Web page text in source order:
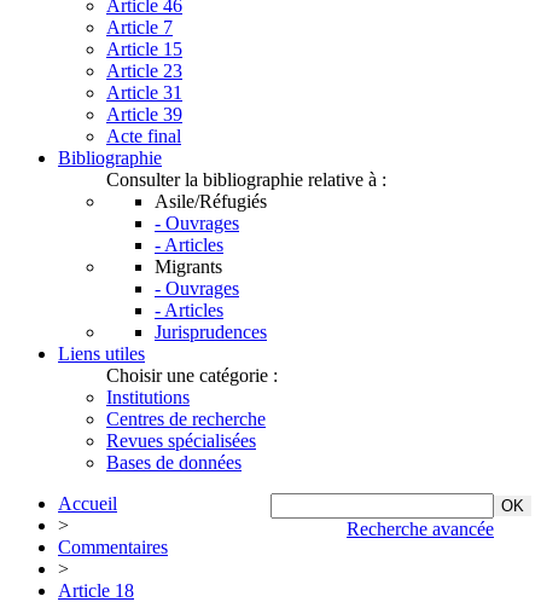
Article 46
Article 7
Article 15
Article 23
Article 31
Article 39
Acte final
Bibliographie
Consulter la bibliographie relative à :
Asile/Réfugiés
- Ouvrages
- Articles
Migrants
- Ouvrages
- Articles
Jurisprudences
Liens utiles
Choisir une catégorie :
Institutions
Centres de recherche
Revues spécialisées
Bases de données
Recherche avancée
Accueil
>
Commentaires
>
Article 18